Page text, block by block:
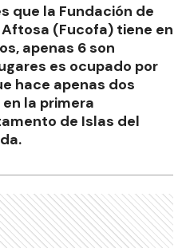
que la Fundación de
(Fucofa) tiene en
apenas 6 son
es ocupado por
hace apenas dos
la primera
de Islas del